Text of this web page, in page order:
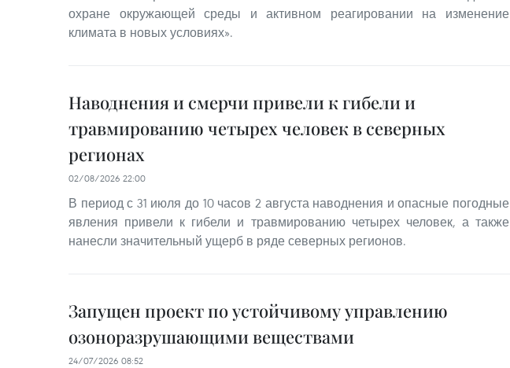
охране окружающей среды и активном реагировании на изменение
климата в новых условиях».
Наводнения и смерчи привели к гибели и
травмированию четырех человек в северных
регионах
02/08/2026 22:00
В период с 31 июля до 10 часов 2 августа наводнения и опасные погодные
явления привели к гибели и травмированию четырех человек, а также
нанесли значительный ущерб в ряде северных регионов.
Запущен проект по устойчивому управлению
озоноразрушающими веществами
24/07/2026 08:52